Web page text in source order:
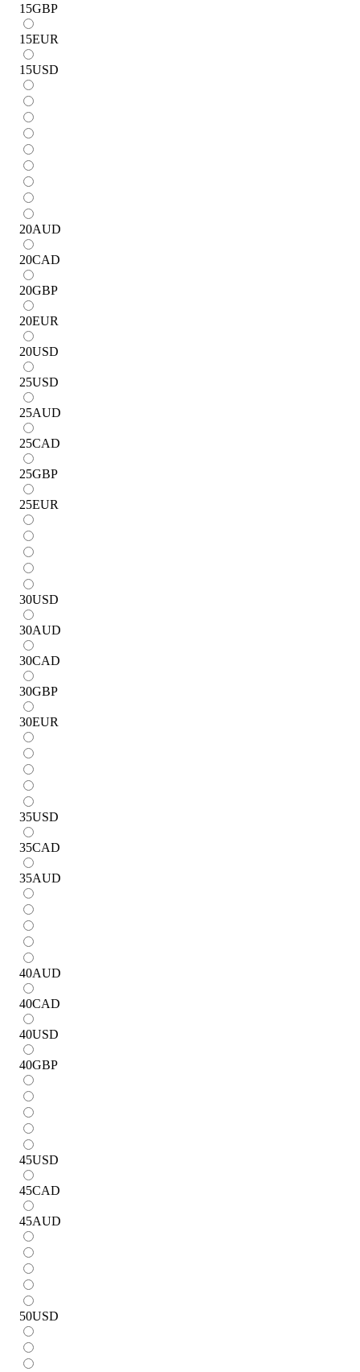
15GBP
15EUR
15USD
20AUD
20CAD
20GBP
20EUR
20USD
25USD
25AUD
25CAD
25GBP
25EUR
30USD
30AUD
30CAD
30GBP
30EUR
35USD
35CAD
35AUD
40AUD
40CAD
40USD
40GBP
45USD
45CAD
45AUD
50USD